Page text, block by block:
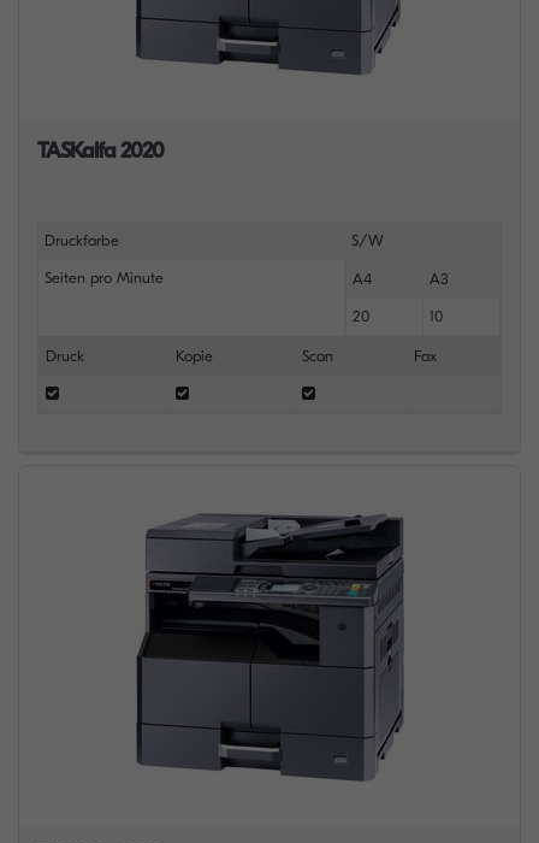
TASKalfa 2020
Druckfarbe S/W
Seiten pro Minute A4 A3
20 10
Druck Kopie Scan Fax